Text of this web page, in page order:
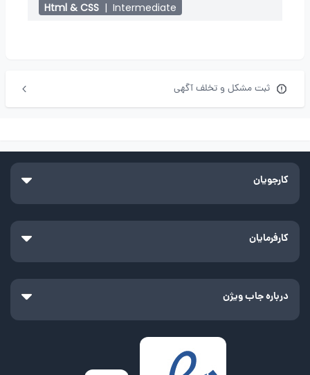
Html & CSS | Intermediate
ثبت مشکل و تخلف آگهی
کارجویان
کارفرمایان
درباره جاب ویژن